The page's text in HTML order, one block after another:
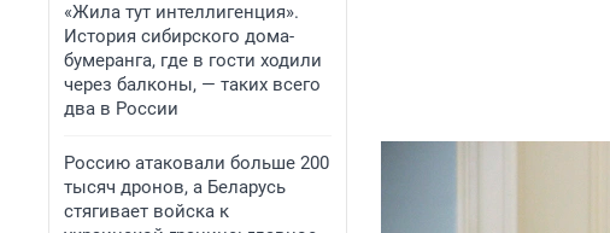
«Жила тут интеллигенция».
История сибирского дома-
бумеранга, где в гости ходили
через балконы, — таких всего
два в России
Россию атаковали больше 200
тысяч дронов, а Беларусь
стягивает войска к